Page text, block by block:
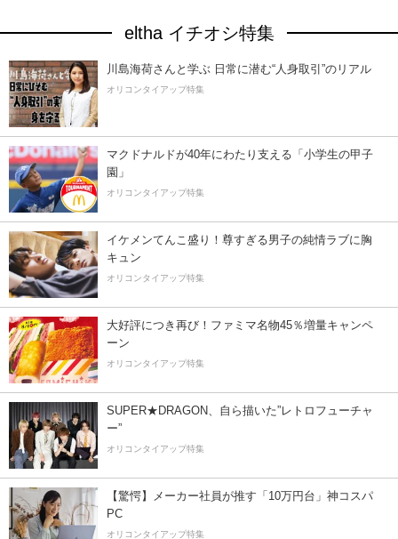
eltha イチオシ特集
川島海荷さんと学ぶ 日常に潜む“人身取引”のリアル
オリコンタイアップ特集
マクドナルドが40年にわたり支える「小学生の甲子
園」
オリコンタイアップ特集
イケメンてんこ盛り！尊すぎる男子の純情ラブに胸
キュン
オリコンタイアップ特集
大好評につき再び！ファミマ名物45％増量キャンペ
ーン
オリコンタイアップ特集
SUPER★DRAGON、自ら描いた”レトロフューチャ
ー”
オリコンタイアップ特集
【驚愕】メーカー社員が推す「10万円台」神コスパ
PC
オリコンタイアップ特集